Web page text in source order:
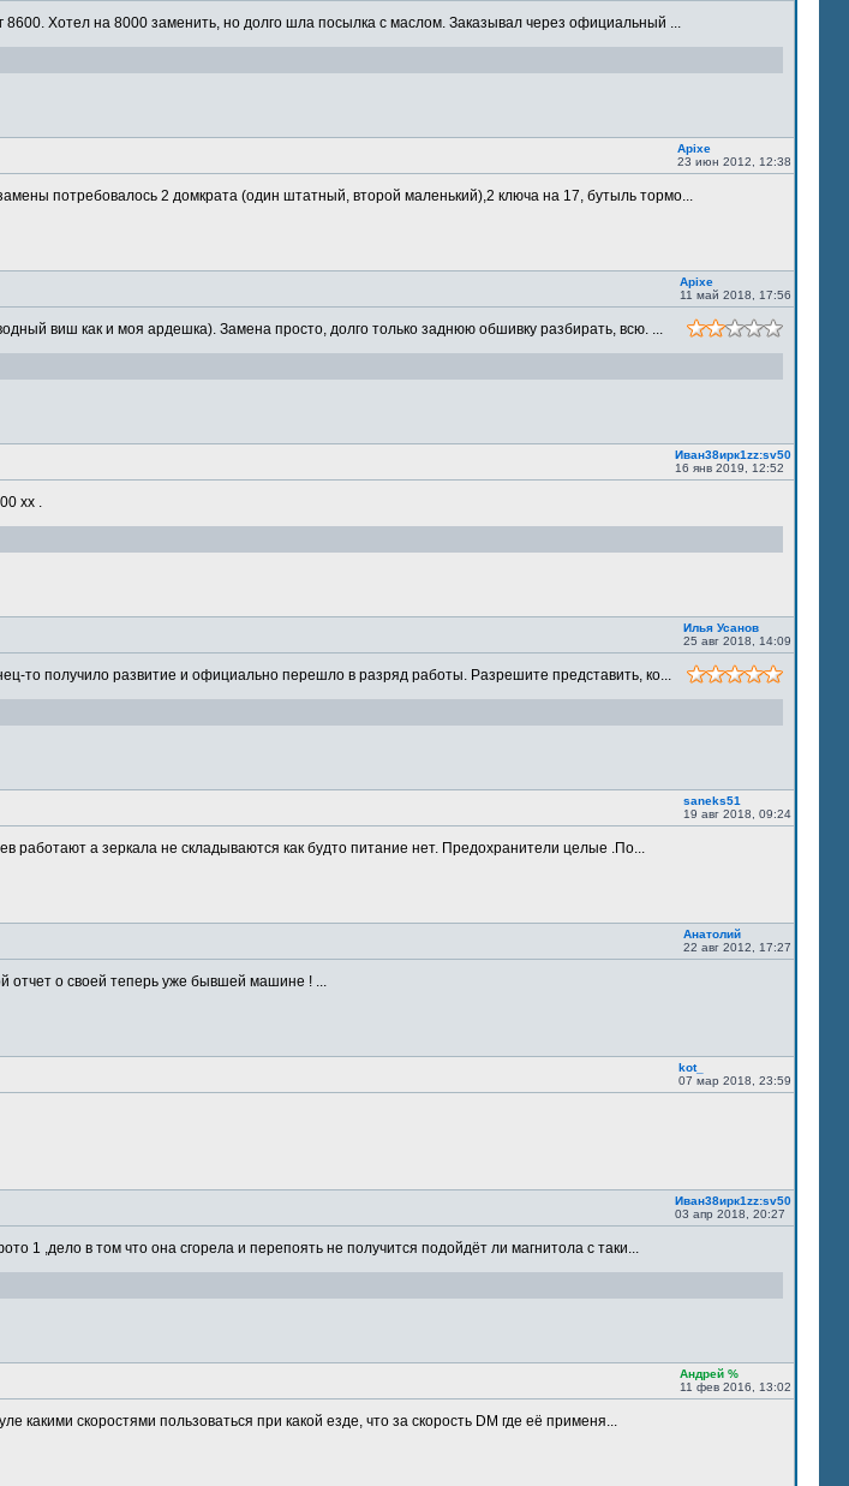
Хотел на 8000 заменить, но долго шла посылка с маслом. Заказывал через официальный ...
Apixe
23 июн 2012, 12:38
потребовалось 2 домкрата (один штатный, второй маленький),2 ключа на 17, бутыль тормо...
Apixe
11 май 2018, 17:56
виш как и моя ардешка). Замена просто, долго только заднюю обшивку разбирать, всю. ...
Иван38ирк1zz:sv50
16 янв 2019, 12:52
хх .
Илья Усанов
25 авг 2018, 14:09
то получило развитие и официально перешло в разряд работы. Разрешите представить, ко...
saneks51
19 авг 2018, 09:24
работают а зеркала не складываются как будто питание нет. Предохранители целые .По...
Анатолий
22 авг 2012, 17:27
отчет о своей теперь уже бывшей машине ! ...
kot_
07 мар 2018, 23:59
Иван38ирк1zz:sv50
03 апр 2018, 20:27
1 ,дело в том что она сгорела и перепоять не получится подойдёт ли магнитола с таки...
Андрей %
11 фев 2016, 13:02
какими скоростями пользоваться при какой езде, что за скорость DM где её применя...